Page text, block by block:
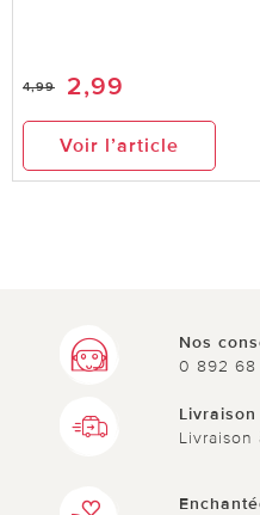
4,99 2,99
Voir l’article
Nos
0 892 68
Livraison